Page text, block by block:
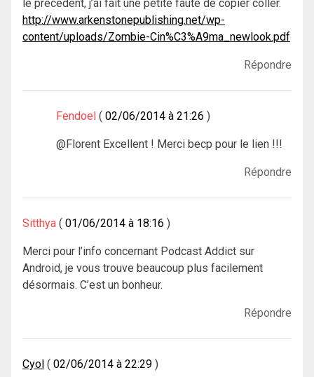
le précédent, j’ai fait une petite faute de copier coller.
http://www.arkenstonepublishing.net/wp-
content/uploads/Zombie-Cin%C3%A9ma_newlook.pdf
Répondre
Fendoel 02/06/2014 à 21:26
@Florent Excellent ! Merci becp pour le lien !!!
Répondre
Sitthya 01/06/2014 à 18:16
Merci pour l’info concernant Podcast Addict sur
Android, je vous trouve beaucoup plus facilement
désormais. C’est un bonheur.
Répondre
Cyol 02/06/2014 à 22:29